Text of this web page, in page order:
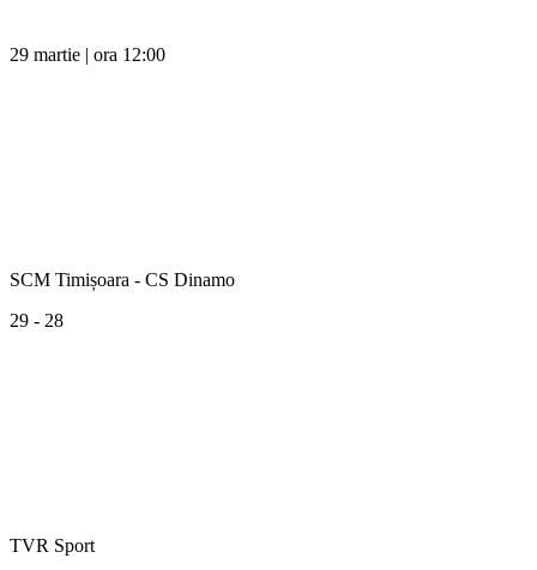
29 martie | ora 12:00
SCM Timișoara - CS Dinamo
29 - 28
TVR Sport